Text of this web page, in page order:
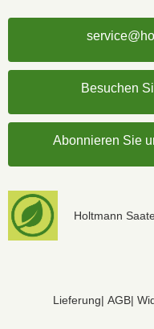
Besuchen
Abonnieren Sie
Holtmann
Lieferung| AGB|